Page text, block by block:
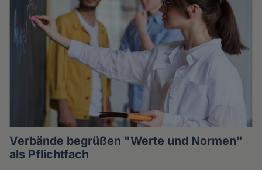
Verbände begrüßen "Werte und Normen"
als Pflichtfach